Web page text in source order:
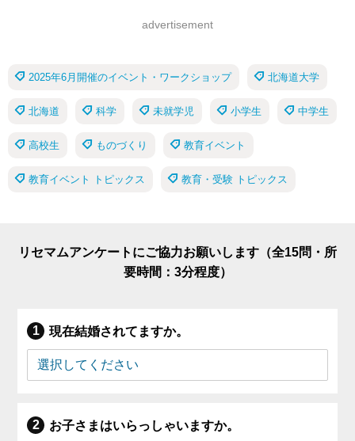
advertisement
2025年6月開催のイベント・ワークショップ 北海道大学
北海道 科学 未就学児 小学生 中学生
高校生 ものづくり 教育イベント
教育イベント トピックス 教育・受験 トピックス
リセマムアンケートにご協力お願いします（全15問・所
要時間：3分程度）
現在結婚されてますか。
お子さまはいらっしゃいますか。